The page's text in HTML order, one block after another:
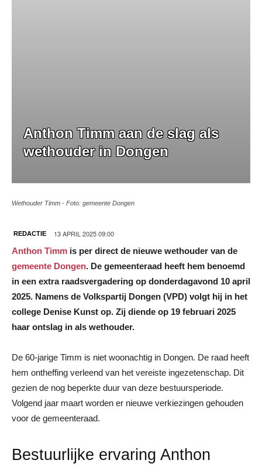
Anthon Timm aan de slag als
wethouder in Dongen
Wethouder Timm - Foto: gemeente Dongen
REDACTIE 13 APRIL 2025 09:00
Anthon Timm is per direct de nieuwe wethouder van de
gemeente Dongen. De gemeenteraad heeft hem benoemd
in een extra raadsvergadering op donderdagavond 10 april
2025. Namens de Volkspartij Dongen (VPD) volgt hij in het
college Denise Kunst op. Zij diende op 19 februari 2025
haar ontslag in als wethouder.
De 60-jarige Timm is niet woonachtig in Dongen. De raad heeft
hem ontheffing verleend van het vereiste ingezetenschap. Dit
gezien de nog beperkte duur van deze bestuursperiode.
Volgend jaar maart worden er nieuwe verkiezingen gehouden
voor de gemeenteraad.
Bestuurlijke ervaring Anthon